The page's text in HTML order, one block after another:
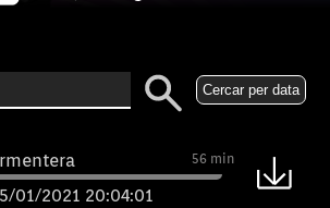
Cercar per data
56 min
01/2021 20:04:01